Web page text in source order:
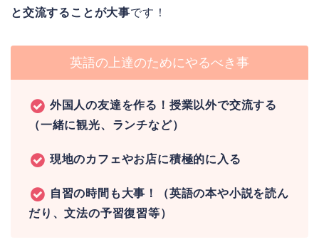
と交流することが大事です！
英語の上達のためにやるべき事
外国人の友達を作る！授業以外で交流する
（一緒に観光、ランチなど）
現地のカフェやお店に積極的に入る
自習の時間も大事！（英語の本や小説を読ん
だり、文法の予習復習等）